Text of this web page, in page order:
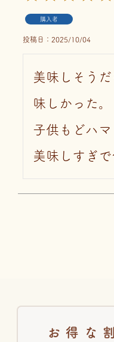
購入者
投稿日 2025/10/04
美味しそう
味しかった。
子供もどハ
美味しすぎで
お得な